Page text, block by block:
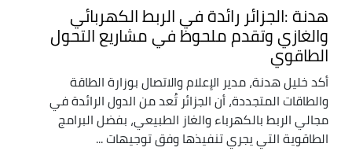
هدنة :الجزائر رائدة في الربط الكهربائي
والغازي وتقدم ملحوظ في مشاريع التحول
الطاقوي
أكد خليل هدنة، مدير الإعلام والاتصال بوزارة الطاقة
والطاقات المتجددة، أن الجزائر تُعد من الدول الرائدة في
مجالي الربط بالكهرباء والغاز الطبيعي، بفضل البرامج
الطاقوية التي يجري تنفيذها وفق توجيهات ...